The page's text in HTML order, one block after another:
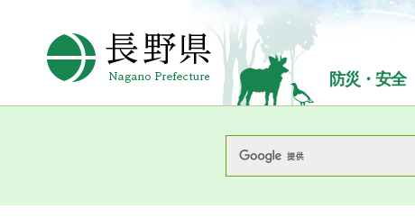
長野県Nagano Prefecture
防災・安全